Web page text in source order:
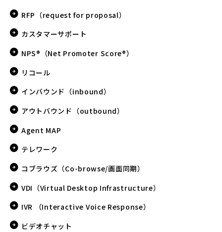
RFP（request for proposal）
カスタマーサポート
NPS®（Net Promoter Score®）
リコール
インバウンド（inbound）
アウトバウンド（outbound）
Agent MAP
テレワーク
コブラウズ（Co-browse/画面同期）
VDI（Virtual Desktop Infrastructure）
IVR （Interactive Voice Response）
ビデオチャット